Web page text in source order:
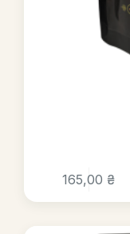
165,00 ₴